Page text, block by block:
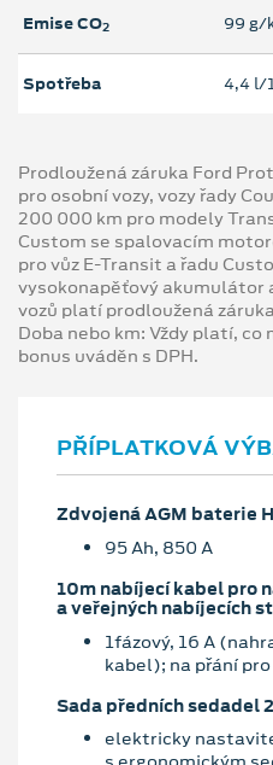
Emise CO2 99 g/
Spotřeba 4,4 l/
Prodloužená záruka Ford
pro osobní vozy, vozy řady
200 000 km pro modely
Custom se spalovacím
pro vůz E-Transit a řadu
vysokonapěťový akumulátor
vozů platí prodloužená
Doba nebo km: Vždy platí,
bonus uváděn s DPH.
PŘÍPLATKOVÁ
Zdvojená AGM baterie
95 Ah, 850 A
10m nabíjecí kabel pro
a veřejných nabíjecích
1fázový, 16 A
kabel); na přání
Sada předních sedadel
elektricky